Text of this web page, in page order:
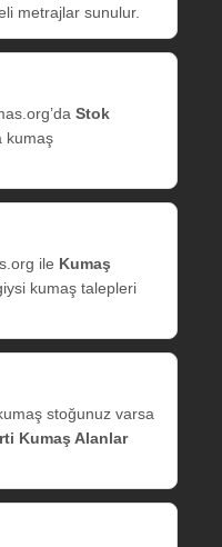
metrajlar sunulur.
Stok
kumaş
ile Kumaş
kumaş talepleri
stoğunuz varsa
Kumaş Alanlar